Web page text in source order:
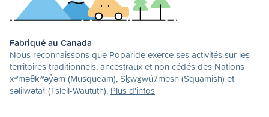
Fabriqué au Canada
Nous reconnaissons que Poparide exerce ses activités sur les
territoires traditionnels, ancestraux et non cédés des Nations
xʷməθkʷəy̓əm (Musqueam), Sḵwx̱wú7mesh (Squamish) et
səlilwətaɬ (Tsleil-Waututh). Plus d'infos